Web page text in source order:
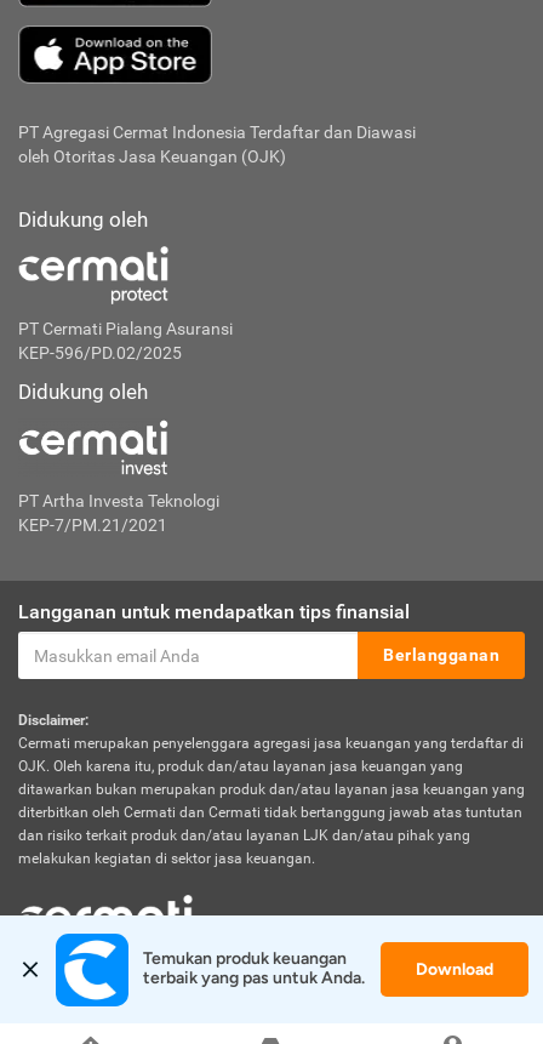
PT Agregasi Cermat Indonesia Terdaftar dan Diawasi
oleh Otoritas Jasa Keuangan (OJK)
Didukung oleh
PT Cermati Pialang Asuransi
KEP-596/PD.02/2025
Didukung oleh
PT Artha Investa Teknologi
KEP-7/PM.21/2021
Langganan untuk mendapatkan tips finansial
Berlangganan
Disclaimer:
Cermati merupakan penyelenggara agregasi jasa keuangan yang terdaftar di
OJK. Oleh karena itu, produk dan/atau layanan jasa keuangan yang
ditawarkan bukan merupakan produk dan/atau layanan jasa keuangan yang
diterbitkan oleh Cermati dan Cermati tidak bertanggung jawab atas tuntutan
dan risiko terkait produk dan/atau layanan LJK dan/atau pihak yang
melakukan kegiatan di sektor jasa keuangan.
© 2026 Cermati. All Rights Reserved.
Temukan produk keuangan
terbaik yang pas untuk Anda.
Download